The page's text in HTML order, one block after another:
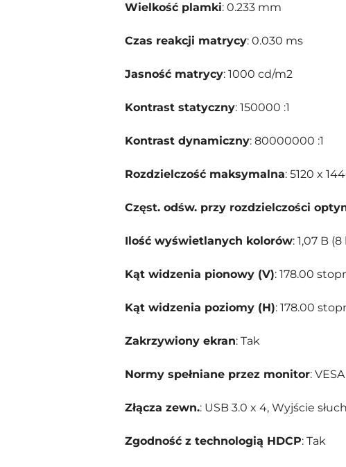
Wielkość plamki: 0.233 mm
Czas reakcji matrycy: 0.030 ms
Jasność matrycy: 1000 cd/m2
Kontrast statyczny: 150000 :1
Kontrast dynamiczny: 80000000 :1
Rozdzielczość maksymalna: 5120 x
Częst. odśw. przy rozdzielczości
Ilość wyświetlanych kolorów: 1,07 B
Kąt widzenia pionowy (V): 178.00
Kąt widzenia poziomy (H): 178.00
Zakrzywiony ekran: Tak
Normy spełniane przez monitor:
Złącza zewn.: USB 3.0 x 4, Wyjście
Zgodność z technologią HDCP: Tak